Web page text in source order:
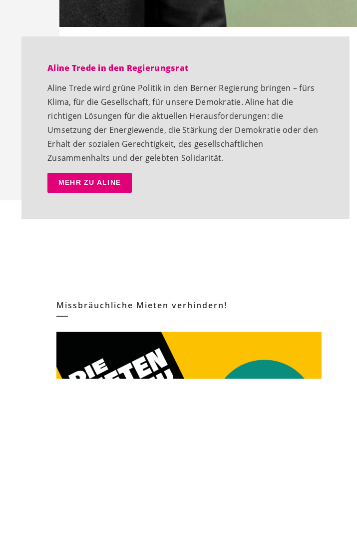
Aline Trede in den Regierungsrat
Aline Trede wird grüne Politik in den Berner Regierung bringen – fürs
Klima, für die Gesellschaft, für unsere Demokratie. Aline hat die
richtigen Lösungen für die aktuellen Herausforderungen: die
Umsetzung der Energiewende, die Stärkung der Demokratie oder den
Erhalt der sozialen Gerechtigkeit, des gesellschaftlichen
Zusammenhalts und der gelebten Solidarität.
MEHR ZU ALINE
Missbräuchliche Mieten verhindern!